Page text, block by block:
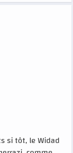
si tôt, le Widad